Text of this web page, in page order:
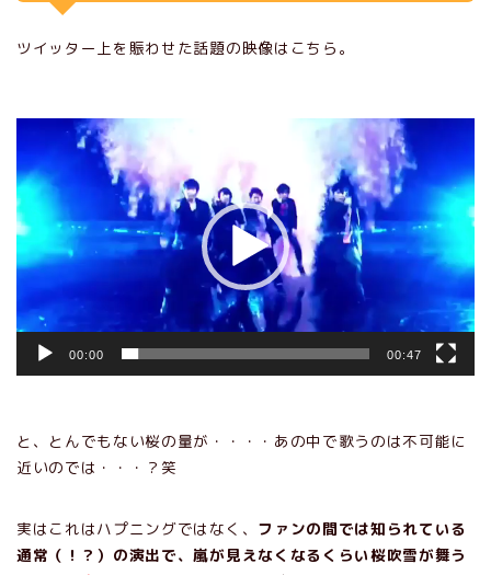
ツイッター上を賑わせた話題の映像はこちら。
画
プ
レ
ー
ヤ
ー
00:00 00:47
と、とんでもない桜の量が・・・・あの中で歌うのは不可能に
近いのでは・・・？笑
実はこれはハプニングではなく、 ファンの間では知られている
通常（！？）の演出で、嵐が見えなくなるくらい桜吹雪が舞う